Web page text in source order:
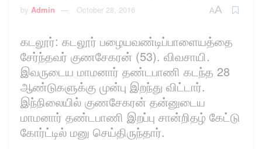
by Admin October 28, 2016 AA
கடலூர்: கடலூர் பழையவண்டிப்பாளையத்தை
சேர்ந்தவர் குணசேகரன் (53). விவசாயி.
இவருடைய மாமனார் தண்டபாணி கடந்த 28
ஆண்டுகளுக்கு முன்பு இறந்து விட்டார்.
இந்நிலையில் குணசேகரன் தன்னுடைய
மாமனார் தண்டபாணி இறப்பு சான்றிதழ் கேட்டு
கோர்ட்டில் மனு செய்திருந்தார்.